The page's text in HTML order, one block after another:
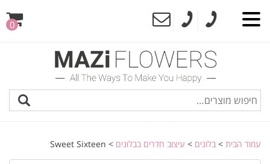
0
עמוד הבית > בלונים > עיצוב חדרים בבלונים > Sweet Sixteen